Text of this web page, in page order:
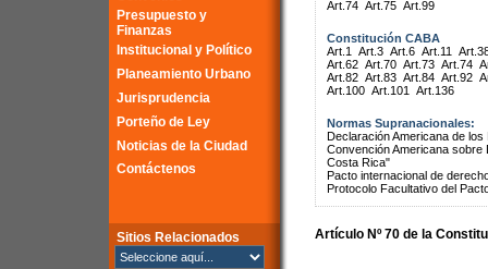
Presupuesto y
Finanzas
Institucional y Político
Planeamiento Urbano
Jurisprudencia
Porteño de Ley
Noticias de la Ciudad
Contáctenos
Sitios Relacionados
Art.74 Art.75 Art.99
Constitución CABA
Art.1
Art.3 Art.6 Art.11
Art.62 Art.70 Art.73 Art.74
Art.82 Art.83 Art.84 Art.92
Art.100 Art.101 Art.136
Normas Supranacionales:
Declaración Americana de
Convención Americana
Costa Rica"
Pacto internacional de
Protocolo Facultativo del
Artículo Nº 70 de la